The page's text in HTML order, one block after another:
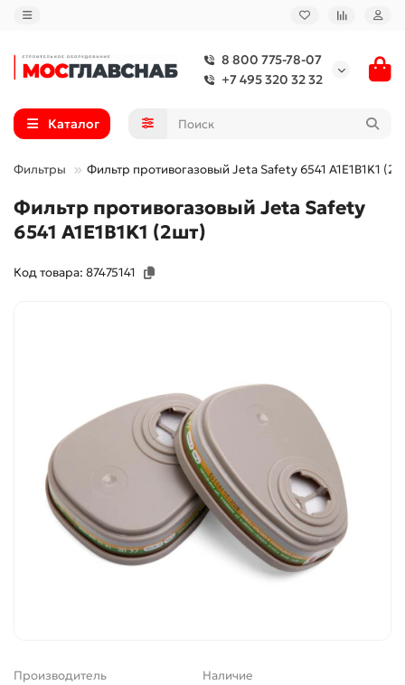
8 800 775-78-07
+7 495 320 32 32
Каталог
Фильтры Фильтр противогазовый Jeta Safety 6541 A1E1B1K1
Фильтр противогазовый Jeta Safety
6541 A1E1B1K1 (2шт)
Код товара: 87475141
Производитель Наличие